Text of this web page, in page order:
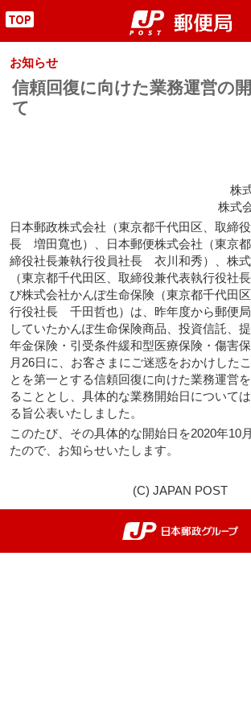
"
お知らせ
信頼回復に向けた業務運営の
て
株
株式
日本郵政株式会社（東京都千代田区、取締
長 増田寬也）、日本郵便株式会社（東京
締役社長兼執行役員社長 衣川和秀）、株
（東京都千代田区、取締役兼代表執行役社
び株式会社かんぽ生命保険（東京都千代田
行役社長 千田哲也）は、昨年度から郵便
していたかんぽ生命保険商品、投資信託、
年金保険・引受条件緩和型医療保険・傷害
月26日に、お客さまにご迷惑をおかけした
とを第一とする信頼回復に向けた業務運営
ることとし、具体的な業務開始日について
る旨公表いたしました。
このたび、その具体的な開始日を2020年10
たので、お知らせいたします。
(C) JAPAN POST